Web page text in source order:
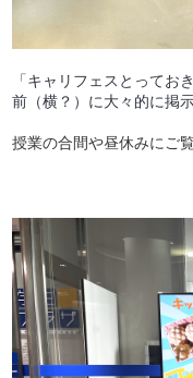
「キャリフェスとってお
前（横？）に大々的に掲
授業の合間や昼休みにご